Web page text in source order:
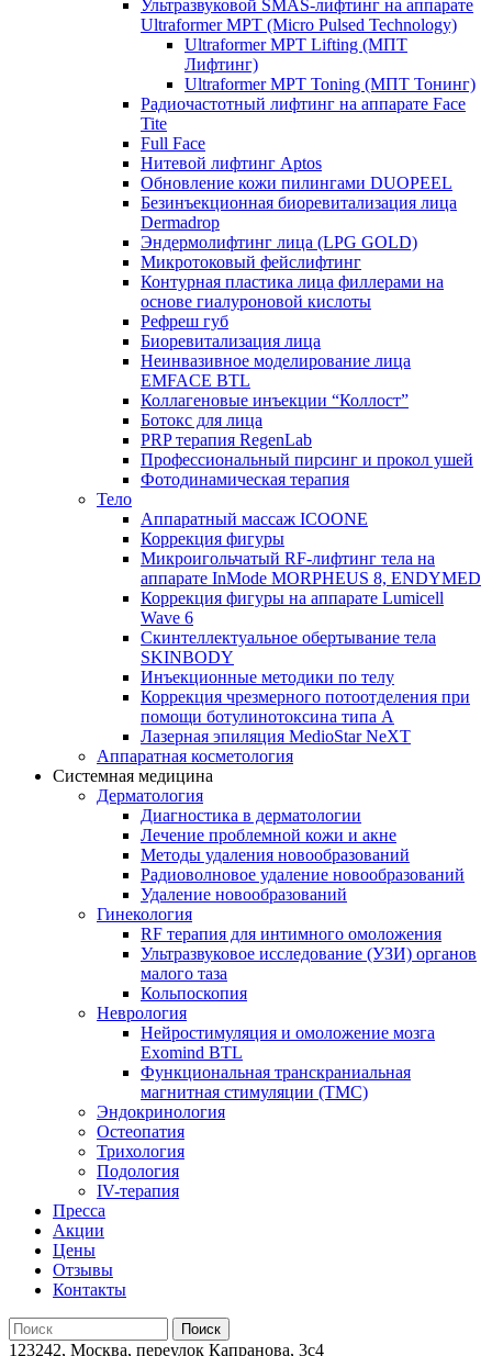
Ультразвуковой SMAS-лифтинг на аппарате
Ultraformer MPT (Micro Pulsed Technology)
Ultraformer MPT Lifting (МПТ
Лифтинг)
Ultraformer MPT Toning (МПТ Тонинг)
Радиочастотный лифтинг на аппарате Face
Tite
Full Face
Нитевой лифтинг Aptos
Обновление кожи пилингами DUOPEEL
Безинъекционная биоревитализация лица
Dermadrop
Эндермолифтинг лица (LPG GOLD)
Микротоковый фейслифтинг
Контурная пластика лица филлерами на
основе гиалуроновой кислоты
Рефреш губ
Биоревитализация лица
Неинвазивное моделирование лица
EMFACE BTL
Коллагеновые инъекции “Коллост”
Ботокс для лица
PRP терапия RegenLab
Профессиональный пирсинг и прокол ушей
Фотодинамическая терапия
Тело
Аппаратный массаж ICOONE
Коррекция фигуры
Микроигольчатый RF-лифтинг тела на
аппарате InMode MORPHEUS 8, ENDYMED
Коррекция фигуры на аппарате Lumicell
Wave 6
Скинтеллектуальное обертывание тела
SKINBODY
Инъекционные методики по телу
Коррекция чрезмерного потоотделения при
помощи ботулинотоксина типа А
Лазерная эпиляция MedioStar NeXT
Аппаратная косметология
Системная медицина
Дерматология
Диагностика в дерматологии
Лечение проблемной кожи и акне
Методы удаления новообразований
Радиоволновое удаление новообразований
Удаление новообразований
Гинекология
RF терапия для интимного омоложения
Ультразвуковое исследование (УЗИ) органов
малого таза
Кольпоскопия
Неврология
Нейростимуляция и омоложение мозга
Exomind BTL
Функциональная транскраниальная
магнитная стимуляции (ТМС)
Эндокринология
Остеопатия
Трихология
Подология
IV-терапия
Пресса
Акции
Цены
Отзывы
Контакты
123242, Москва, переулок Капранова, 3с4